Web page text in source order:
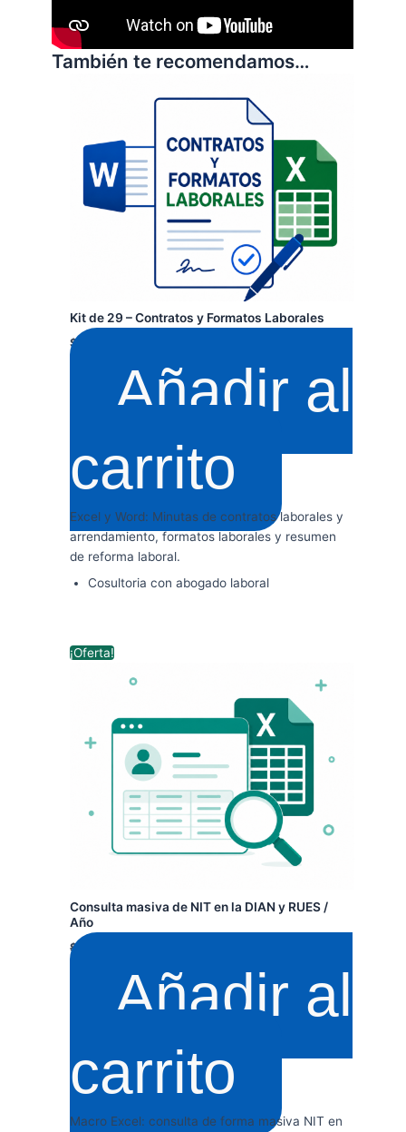
También te recomendamos…
Kit de 29 – Contratos y Formatos Laborales
$
Añadir al
carrito
Excel y Word: Minutas de contratos laborales y
arrendamiento, formatos laborales y resumen
de reforma laboral.
Cosultoria con abogado laboral
¡Oferta!
Consulta masiva de NIT en la DIAN y RUES /
Año
$
original
$ 159.000.
Añadir al
carrito
Macro Excel: consulta de forma masiva NIT en